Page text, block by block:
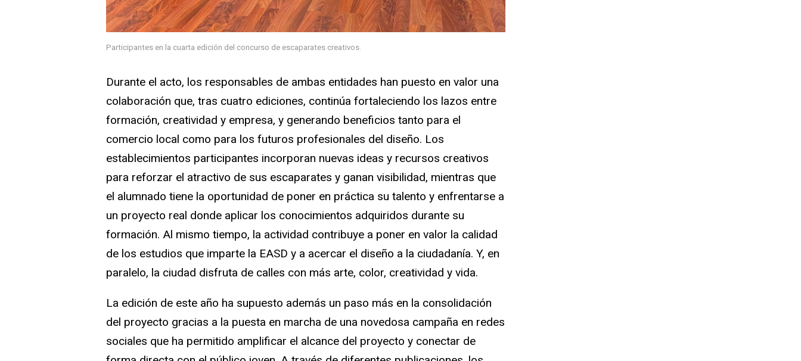
Participantes en la cuarta edición del concurso de escaparates creativos.
Durante el acto, los responsables de ambas entidades han puesto en valor una
colaboración que, tras cuatro ediciones, continúa fortaleciendo los lazos entre
formación, creatividad y empresa, y generando beneficios tanto para el
comercio local como para los futuros profesionales del diseño. Los
establecimientos participantes incorporan nuevas ideas y recursos creativos
para reforzar el atractivo de sus escaparates y ganan visibilidad, mientras que
el alumnado tiene la oportunidad de poner en práctica su talento y enfrentarse a
un proyecto real donde aplicar los conocimientos adquiridos durante su
formación. Al mismo tiempo, la actividad contribuye a poner en valor la calidad
de los estudios que imparte la EASD y a acercar el diseño a la ciudadanía. Y, en
paralelo, la ciudad disfruta de calles con más arte, color, creatividad y vida.
La edición de este año ha supuesto además un paso más en la consolidación
del proyecto gracias a la puesta en marcha de una novedosa campaña en redes
sociales que ha permitido amplificar el alcance del proyecto y conectar de